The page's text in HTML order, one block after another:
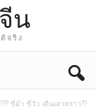
น
จริง
ขี่ม้า ขี่วัว เดินเอาหราา??